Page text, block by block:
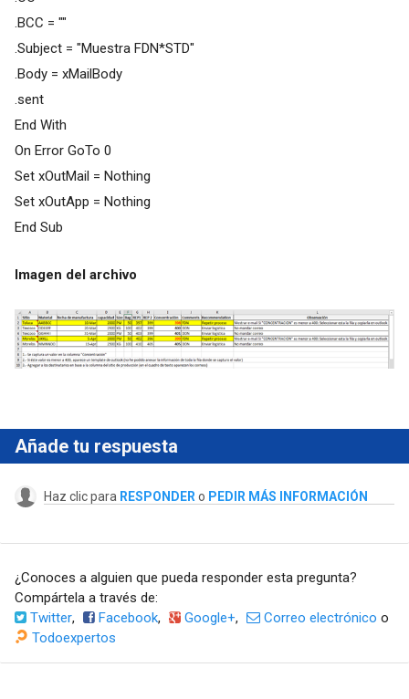
.BCC = ""
.Subject = "Muestra FDN*STD"
.Body = xMailBody
.sent
End With
On Error GoTo 0
Set xOutMail = Nothing
Set xOutApp = Nothing
End Sub
Imagen del archivo
Añade tu respuesta
Haz clic para RESPONDER o PEDIR MÁS INFORMACIÓN
¿Conoces a alguien que pueda responder esta pregunta?
Compártela a través de:
Twitter, Facebook, Google+, Correo electrónico o
Todoexpertos